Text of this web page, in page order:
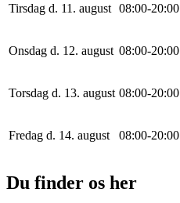
Tirsdag d. 11. august 08:00-20:00
Onsdag d. 12. august 08:00-20:00
Torsdag d. 13. august 08:00-20:00
Fredag d. 14. august 08:00-20:00
Du finder os her